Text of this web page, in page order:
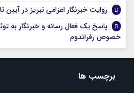
روایت خبرنگار اعزامی تبریز در
پاسخ یک فعال رسانه و خبرنگار به
خصوص رفراندوم
برچسب ها